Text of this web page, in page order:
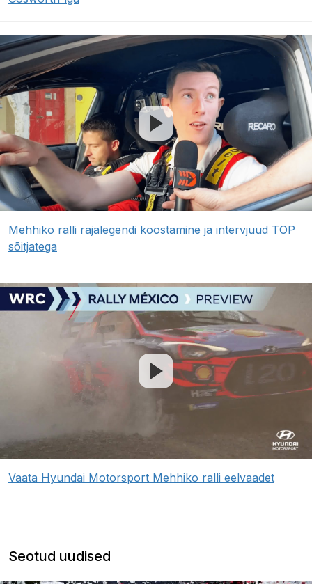
Mehhiko ralli rajalegendi koostamine ja intervjuud TOP
sõitjatega
Vaata Hyundai Motorsport Mehhiko ralli eelvaadet
Seotud uudised